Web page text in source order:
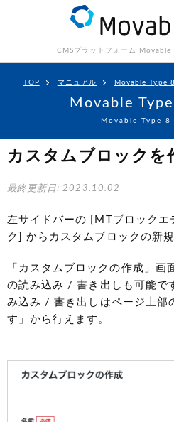
CMSプラットフォーム Movable
TOP マニュアル Movable Type 8
Movable
Movable Type 8
カスタムブロックを
最終更新日: 2023.10.02
左サイドバーの [MTブロック
ク] からカスタムブロックの新
「カスタムブロックの作成」画
の読み込み / 書き出しも可能で
み込み / 書き出しはページ上部
す」から行えます。